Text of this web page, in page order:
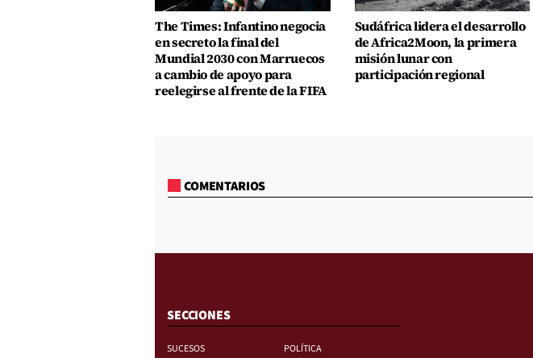
The Times: Infantino negocia
en secreto la final del
Mundial 2030 con Marruecos
a cambio de apoyo para
reelegirse al frente de la FIFA
Sudáfrica lidera el desarrollo
de Africa2Moon, la primera
misión lunar con
participación regional
COMENTARIOS
SECCIONES
SUCESOS POLÍTICA